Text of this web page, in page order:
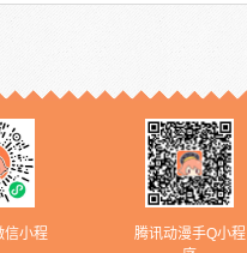
信小程
腾讯动漫手Q小程